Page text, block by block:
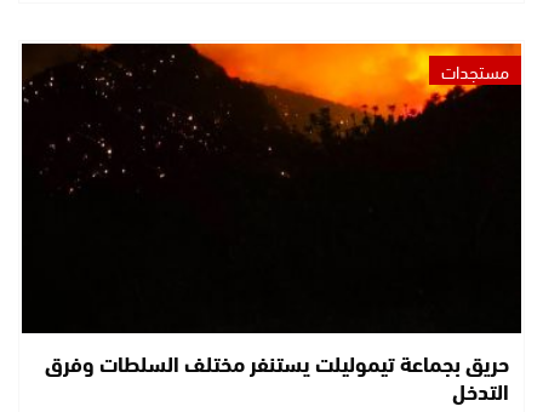
مستجدات
حريق بجماعة تيموليلت يستنفر مختلف السلطات وفرق
التدخل